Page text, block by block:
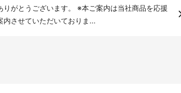
。 ※本ご案内は当社商品を応援
させていただいておりま...